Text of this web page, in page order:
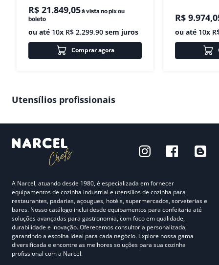
R$ 21.849,05à vista no pix ou
boleto
ou até 10x R$ 2.299,90 sem juros
Comprar agora
R$ 9.974,
ou até 10x
Utensílios profissionais
A Narcel, atuando desde 1980, é especializada em fornecer
equipamentos de cozinha industrial e utensílios de cozinha para
restaurantes, padarias, açougues, hotéis, supermercados, sorveterias e
bares. Nosso catálogo inclui desde equipamentos para confeitaria até
soluções avançadas para gastronomia, com foco em qualidade,
durabilidade e inovação. Oferecemos consultoria personalizada,
garantindo a escolha ideal para cada negócio. Explore nossa gama
diversificada e encontre as melhores soluções para sua cozinha
profissional com a Narcel.